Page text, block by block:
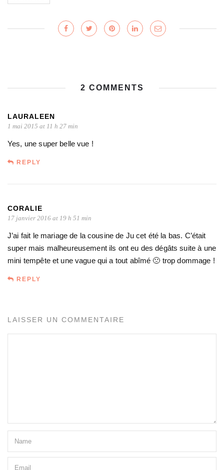
2 COMMENTS
LAURALEEN
1 mai 2015 at 11 h 27 min
Yes, une super belle vue !
REPLY
CORALIE
17 janvier 2016 at 19 h 51 min
J’ai fait le mariage de la cousine de Ju cet été la bas. C’était
super mais malheureusement ils ont eu des dégâts suite à une
mini tempête et une vague qui a tout abîmé 🙁 trop dommage !
REPLY
LAISSER UN COMMENTAIRE